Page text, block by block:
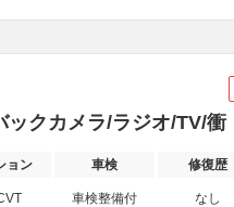
クカメラ/ラジオ/TV/衝
ョン 車検 修復歴
車検整備付 なし